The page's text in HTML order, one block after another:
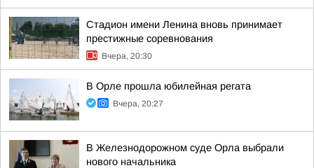
Стадион имени Ленина вновь принимает
престижные соревнования
Вчера, 20:30
В Орле прошла юбилейная регата
Вчера, 20:27
В Железнодорожном суде Орла выбрали
нового начальника